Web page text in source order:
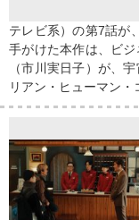
テレビ系）の第7話
手がけた本作は、ビ
（市川実日子）が、
リアン・ヒューマン・